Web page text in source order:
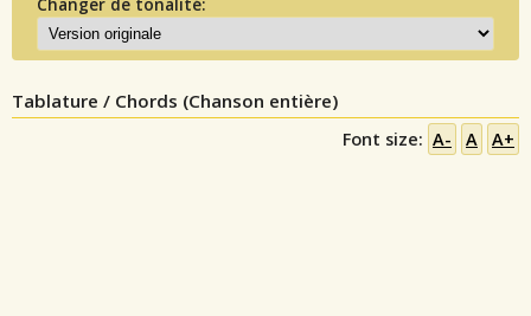
Tablature / Chords (Chanson entière)
Font size: A- A A+